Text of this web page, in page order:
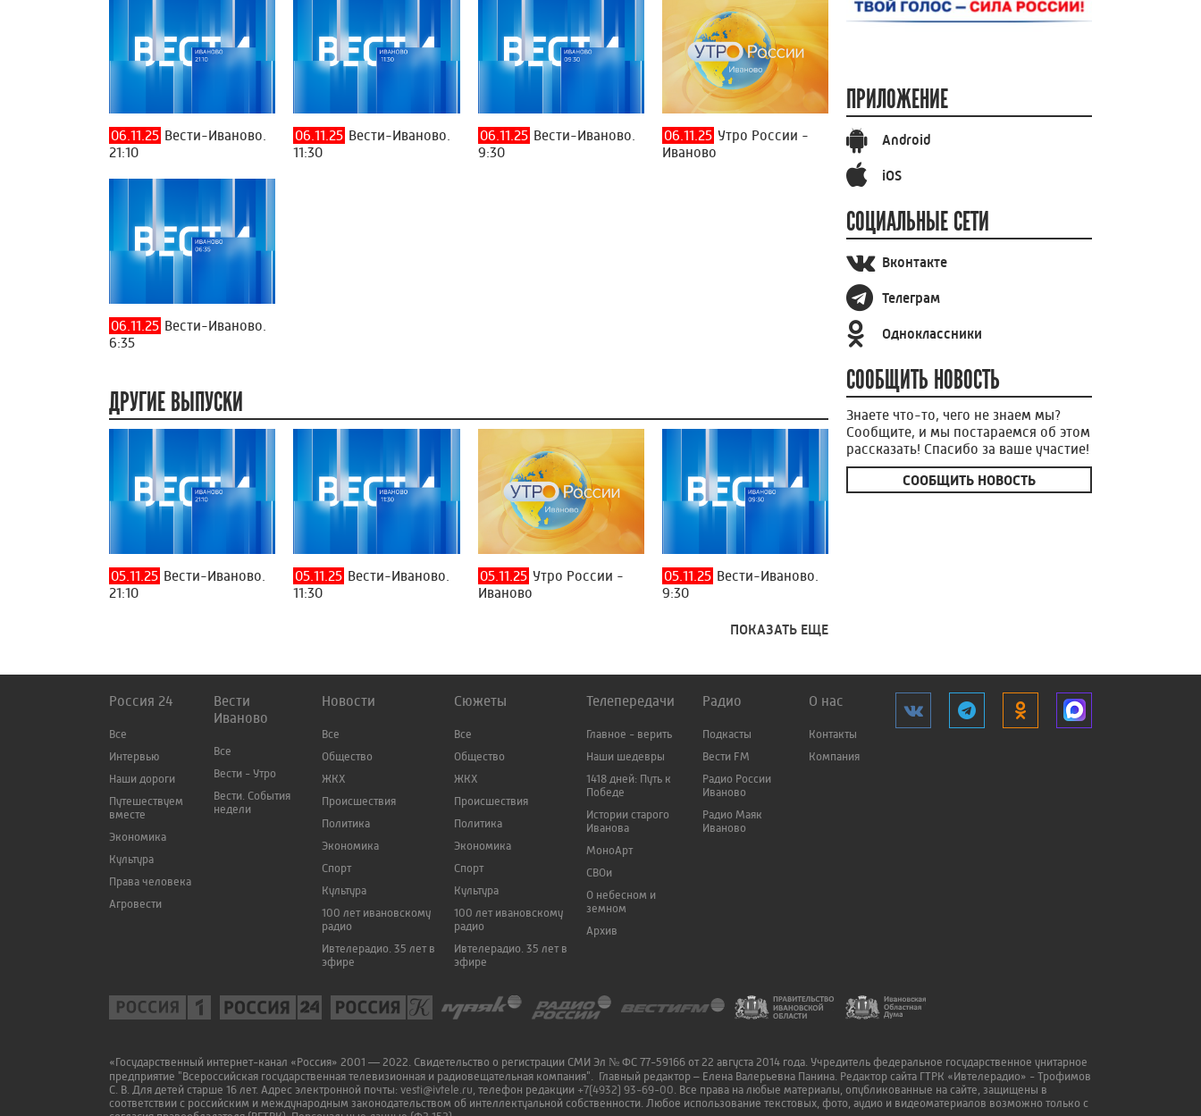
06.11.25 Вести-Иваново.
21:10
06.11.25 Вести-Иваново.
11:30
06.11.25 Вести-Иваново.
9:30
06.11.25 Утро России -
Иваново
06.11.25 Вести-Иваново.
6:35
ДРУГИЕ ВЫПУСКИ
05.11.25 Вести-Иваново.
21:10
05.11.25 Вести-Иваново.
11:30
05.11.25 Утро России -
Иваново
05.11.25 Вести-Иваново.
9:30
ПОКАЗАТЬ ЕЩЕ
ПРИЛОЖЕНИЕ
Android
iOS
СОЦИАЛЬНЫЕ СЕТИ
Вконтакте
Телеграм
Одноклассники
СООБЩИТЬ НОВОСТЬ
Знаете что-то, чего не знаем мы?
Сообщите, и мы постараемся об этом
рассказать! Спасибо за ваше участие!
СООБЩИТЬ НОВОСТЬ
Россия 24
Все
Интервью
Наши дороги
Путешествуем
вместе
Экономика
Культура
Права человека
Агровести
Вести
Иваново
Все
Вести - Утро
Вести. События
недели
Новости
Все
Общество
ЖКХ
Происшествия
Политика
Экономика
Спорт
Культура
100 лет ивановскому
радио
Ивтелерадио. 35 лет в
эфире
Сюжеты
Все
Общество
ЖКХ
Происшествия
Политика
Экономика
Спорт
Культура
100 лет ивановскому
радио
Ивтелерадио. 35 лет в
эфире
Телепередачи
Главное - верить
Наши шедевры
1418 дней: Путь к
Победе
Истории старого
Иванова
МоноАрт
СВОи
О небесном и
земном
Архив
Радио
Подкасты
Вести FM
Радио России
Иваново
Радио Маяк
Иваново
О нас
Контакты
Компания
«Государственный интернет-канал «Россия» 2001 — 2022. Свидетельство о регистрации СМИ Эл № ФС 77-59166 от 22 августа 2014 года. Учредитель федеральное государственное унитарное
предприятие "Всероссийская государственная телевизионная и радиовещательная компания". Главный редактор – Елена Валерьевна Панина. Редактор сайта ГТРК «Ивтелерадио» - Трофимов
С. В. Для детей старше 16 лет. Адрес электронной почты: vesti@ivtele.ru , телефон редакции +7(4932) 93-69-00 . Все права на любые материалы, опубликованные на сайте, защищены в
соответствии с российским и международным законодательством об интеллектуальной собственности. Любое использование текстовых, фото, аудио и видеоматериалов возможно только с